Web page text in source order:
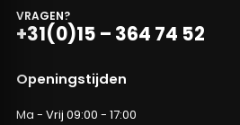
VRAGEN?
+31(0)15 – 364 74 52
Openingstijden
Ma - Vrij 09:00 - 17:00